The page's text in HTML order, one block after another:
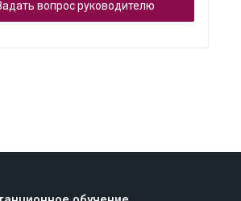
вопрос руководителю